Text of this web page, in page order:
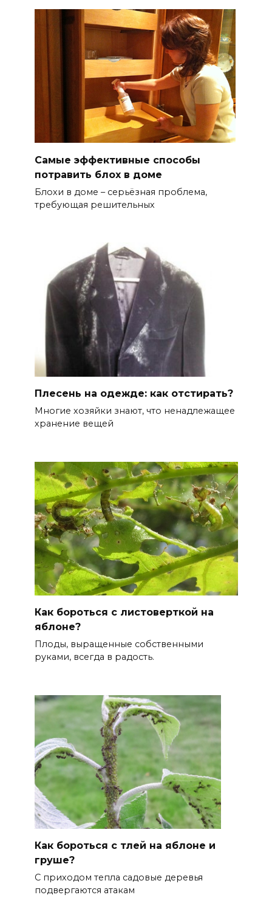
Самые эффективные способы
потравить блох в доме
Блохи в доме – серьёзная проблема,
требующая решительных
Плесень на одежде: как отстирать?
Многие хозяйки знают, что ненадлежащее
хранение вещей
Как бороться с листоверткой на
яблоне?
Плоды, выращенные собственными
руками, всегда в радость.
Как бороться с тлей на яблоне и
груше?
С приходом тепла садовые деревья
подвергаются атакам